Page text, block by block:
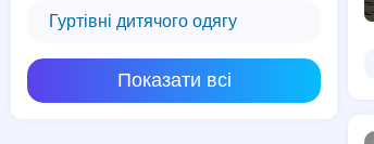
Гуртівні дитячого одягу
Показати всі